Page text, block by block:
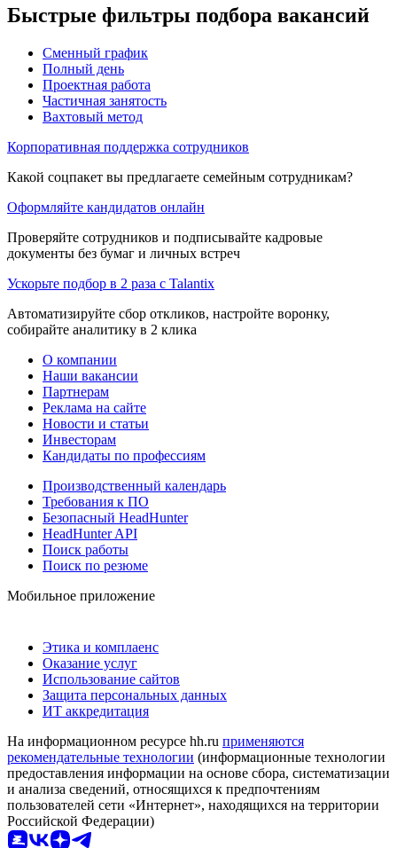
Быстрые фильтры подбора вакансий
Сменный график
Полный день
Проектная работа
Частичная занятость
Вахтовый метод
Корпоративная поддержка сотрудников
Какой соцпакет вы предлагаете семейным сотрудникам?
Оформляйте кандидатов онлайн
Проверяйте сотрудников и подписывайте кадровые
документы без бумаг и личных встреч
Ускорьте подбор в 2 раза с Talantix
Автоматизируйте сбор откликов, настройте воронку,
собирайте аналитику в 2 клика
О компании
Наши вакансии
Партнерам
Реклама на сайте
Новости и статьи
Инвесторам
Кандидаты по профессиям
Производственный календарь
Требования к ПО
Безопасный HeadHunter
HeadHunter API
Поиск работы
Поиск по резюме
Мобильное приложение
Этика и комплаенс
Оказание услуг
Использование сайтов
Защита персональных данных
ИТ аккредитация
На информационном ресурсе hh.ru применяются
рекомендательные технологии (информационные технологии
предоставления информации на основе сбора, систематизации
и анализа сведений, относящихся к предпочтениям
пользователей сети «Интернет», находящихся на территории
Российской Федерации)